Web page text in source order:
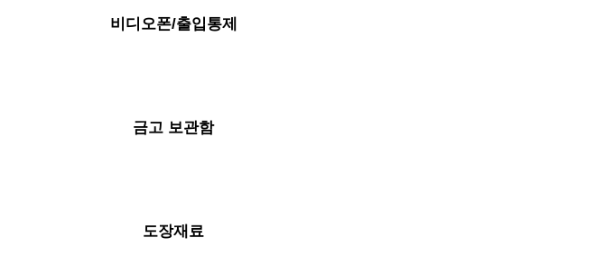
비디오폰/출입통제
금고 보관함
도장재료